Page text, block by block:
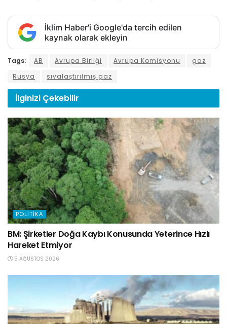
İklim Haber'i Google'da tercih edilen
kaynak olarak ekleyin
Tags: AB Avrupa Birliği Avrupa Komisyonu
gaz
Rusya
sıvalaştırılmış gaz
İlginizi Çekebilir
POLITIKA
BM: Şirketler Doğa Kaybı Konusunda Yeterince Hızlı
Hareket Etmiyor
5 AĞUSTOS 2026